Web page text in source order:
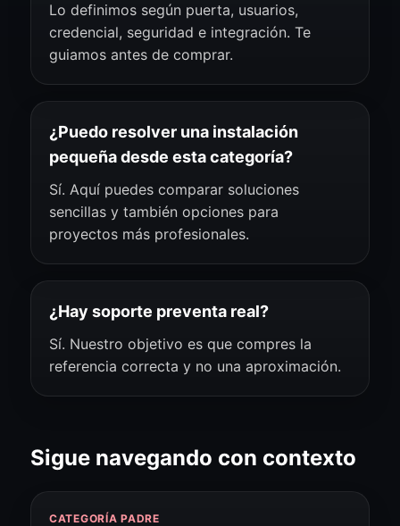
Lo definimos según puerta, usuarios,
credencial, seguridad e integración. Te
guiamos antes de comprar.
¿Puedo resolver una instalación
pequeña desde esta categoría?
Sí. Aquí puedes comparar soluciones
sencillas y también opciones para
proyectos más profesionales.
¿Hay soporte preventa real?
Sí. Nuestro objetivo es que compres la
referencia correcta y no una aproximación.
Sigue navegando con contexto
CATEGORÍA PADRE